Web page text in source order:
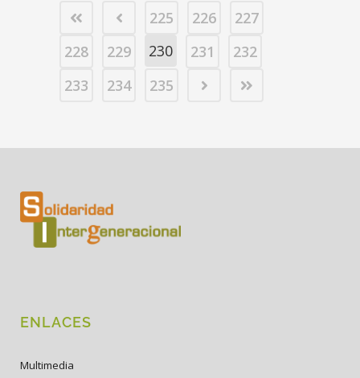
225 226
227
228
229 230 231
232
233
234 235
ENLACES
Multimedia